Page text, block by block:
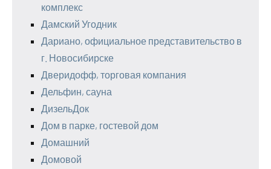
комплекс
Дамский Угодник
Дариано, официальное представительство в
г. Новосибирске
Дверидофф, торговая компания
Дельфин, сауна
ДизельДок
Дом в парке, гостевой дом
Домашний
Домовой